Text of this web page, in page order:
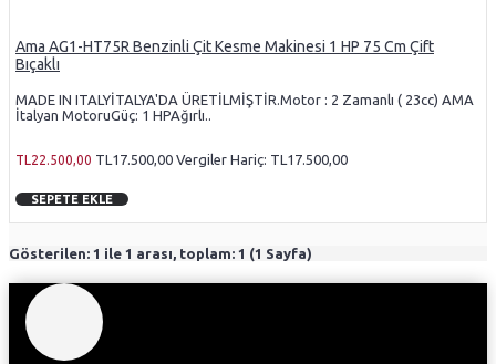
Ama AG1-HT75R Benzinli Çit Kesme Makinesi 1 HP 75 Cm Çift
Bıçaklı
MADE IN ITALYİTALYA'DA ÜRETİLMİŞTİR.Motor : 2 Zamanlı ( 23cc) AMA
İtalyan MotoruGüç: 1 HPAğırlı..
TL22.500,00 TL17.500,00 Vergiler Hariç: TL17.500,00
SEPETE EKLE
Gösterilen: 1 ile 1 arası, toplam: 1 (1 Sayfa)